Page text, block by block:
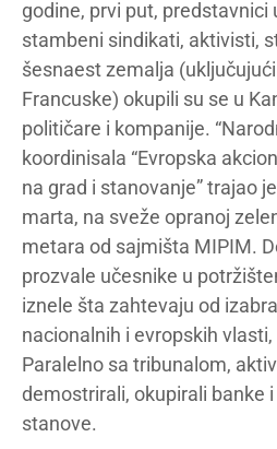
godine, prvi put, predstavnici
stambeni sindikati, aktivisti,
šesnaest zemalja
Francuske) okupili su se u
političare i kompanije.
koordinisala “Evropska
na grad i stanovanje” trajao
marta, na sveže opranoj
metara od sajmišta MIPIM.
prozvale učesnike u
iznele šta zahtevaju od
nacionalnih i evropskih
Paralelno sa tribunalom,
demostrirali, okupirali banke
stanove.